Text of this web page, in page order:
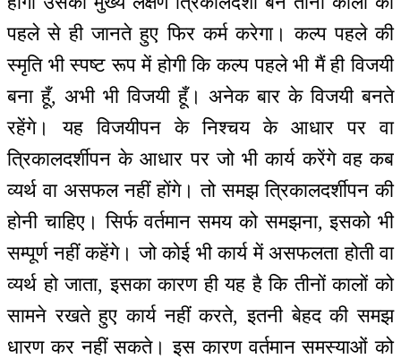
पहले से ही जानते हुए फिर कर्म करेगा। कल्प पहले की
स्मृति भी स्पष्ट रूप में होगी कि कल्प पहले भी मैं ही विजयी
बना हूँ, अभी भी विजयी हूँ। अनेक बार के विजयी बनते
रहेंगे। यह विजयीपन के निश्चय के आधार पर वा
त्रिकालदर्शीपन के आधार पर जो भी कार्य करेंगे वह कब
व्यर्थ वा असफल नहीं होंगे। तो समझ त्रिकालदर्शीपन की
होनी चाहिए। सिर्फ वर्तमान समय को समझना, इसको भी
सम्पूर्ण नहीं कहेंगे। जो कोई भी कार्य में असफलता होती वा
व्यर्थ हो जाता, इसका कारण ही यह है कि तीनों कालों को
सामने रखते हुए कार्य नहीं करते, इतनी बेहद की समझ
धारण कर नहीं सकते। इस कारण वर्तमान समस्याओं को